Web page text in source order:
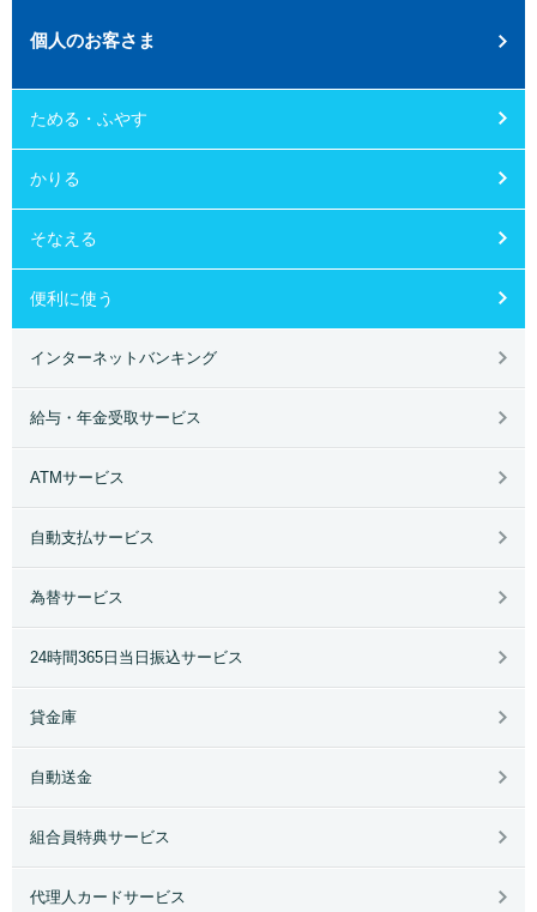
個人のお客さま
ためる・ふやす
かりる
そなえる
便利に使う
インターネットバンキング
給与・年金受取サービス
ATMサービス
自動支払サービス
為替サービス
24時間365日当日振込サービス
貸金庫
自動送金
組合員特典サービス
代理人カードサービス